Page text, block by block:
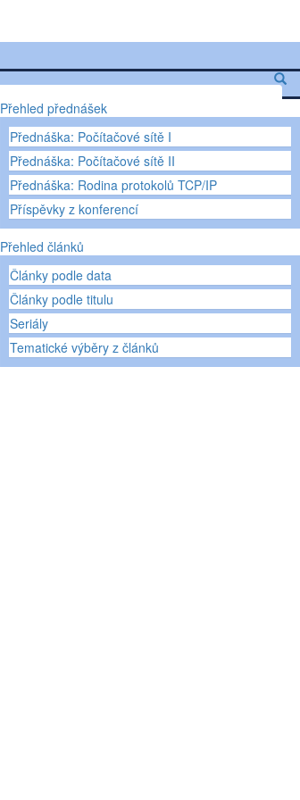
Přehled přednášek
Přednáška: Počítačové sítě I
Přednáška: Počítačové sítě II
Přednáška: Rodina protokolů TCP/IP
Příspěvky z konferencí
Přehled článků
Články podle data
Články podle titulu
Seriály
Tematické výběry z článků